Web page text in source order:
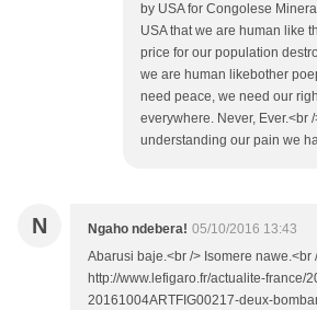
by USA for Congolese
USA that we are human like
price for our population
we are human likebother
need peace, we need our
everywhere. Never, Ever.<br
understanding our pain we
N Ngaho ndebera! 05/10/2016 13:43
Abarusi baje.<br /> Isomere nawe.<br
http://www.lefigaro.fr/actualite-france/
20161004ARTFIG00217-deux-